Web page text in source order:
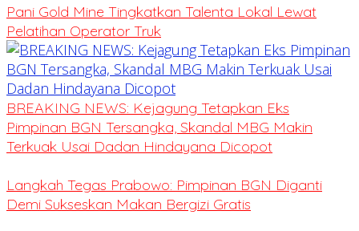
Pani Gold Mine Tingkatkan Talenta Lokal Lewat
Pelatihan Operator Truk
BREAKING NEWS: Kejagung Tetapkan Eks
Pimpinan BGN Tersangka, Skandal MBG Makin
Terkuak Usai Dadan Hindayana Dicopot
Langkah Tegas Prabowo: Pimpinan BGN Diganti
Demi Sukseskan Makan Bergizi Gratis